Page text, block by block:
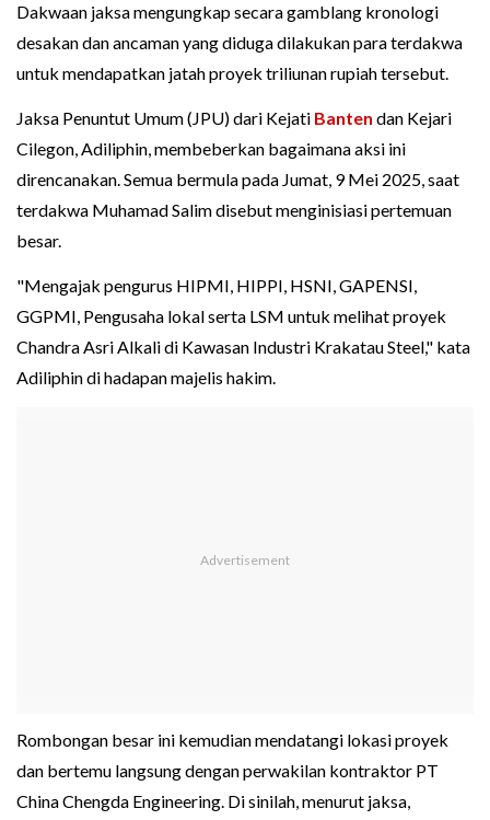
Dakwaan jaksa mengungkap secara gamblang kronologi
desakan dan ancaman yang diduga dilakukan para terdakwa
untuk mendapatkan jatah proyek triliunan rupiah tersebut.
Jaksa Penuntut Umum (JPU) dari Kejati Banten dan Kejari
Cilegon, Adiliphin, membeberkan bagaimana aksi ini
direncanakan. Semua bermula pada Jumat, 9 Mei 2025, saat
terdakwa Muhamad Salim disebut menginisiasi pertemuan
besar.
"Mengajak pengurus HIPMI, HIPPI, HSNI, GAPENSI,
GGPMI, Pengusaha lokal serta LSM untuk melihat proyek
Chandra Asri Alkali di Kawasan Industri Krakatau Steel," kata
Adiliphin di hadapan majelis hakim.
Rombongan besar ini kemudian mendatangi lokasi proyek
dan bertemu langsung dengan perwakilan kontraktor PT
China Chengda Engineering. Di sinilah, menurut jaksa,